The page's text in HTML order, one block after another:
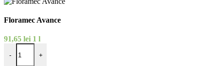
Floramec Avance
91,65 lei 1 l
- +